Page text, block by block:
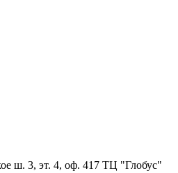
ш. 3, эт. 4, оф. 417 ТЦ "Глобус"